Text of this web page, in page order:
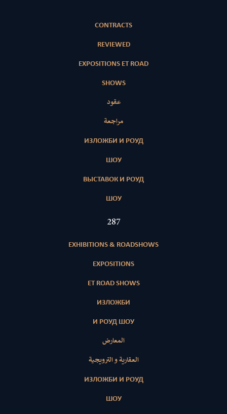
CONTRACTS
REVIEWED
EXPOSITIONS ET ROAD
SHOWS
عقود
مراجعة
ИЗЛОЖБИ И РОУД
ШОУ
ВЫСТАВОК И РОУД
ШОУ
416
EXHIBITIONS & ROADSHOWS
EXPOSITIONS
ET ROAD SHOWS
ИЗЛОЖБИ
И РОУД ШОУ
المعارض
العقارية و الترويجية
ИЗЛОЖБИ И РОУД
ШОУ